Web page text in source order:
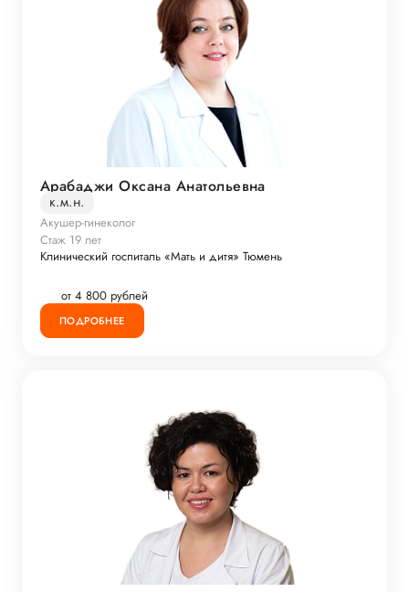
Арабаджи Оксана Анатольевна
к.м.н.
Акушер-гинеколог
Стаж 19 лет
Клинический госпиталь «Мать и дитя» Тюмень
от 4 800 рублей
ПОДРОБНЕЕ